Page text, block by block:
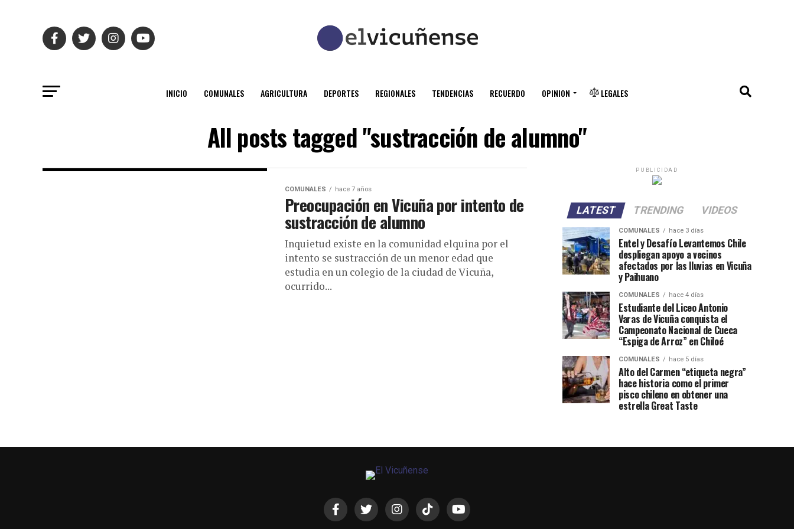
INICIO COMUNALES AGRICULTURA DEPORTES REGIONALES TENDENCIAS RECUERDO OPINION LEGALES
All posts tagged "sustracción de alumno"
COMUNALES hace 7 años
Preocupación en Vicuña por intento de
sustracción de alumno
Inquietud existe en la comunidad elquina por el
intento se sustracción de un menor edad que
estudia en un colegio de la ciudad de Vicuña,
ocurrido...
PUBLICIDAD
LATEST TRENDING VIDEOS
COMUNALES hace 3 días
Entel y Desafío Levantemos Chile
despliegan apoyo a vecinos
afectados por las lluvias en Vicuña
y Paihuano
COMUNALES hace 4 días
Estudiante del Liceo Antonio
Varas de Vicuña conquista el
Campeonato Nacional de Cueca
“Espiga de Arroz” en Chiloé
COMUNALES hace 5 días
Alto del Carmen “etiqueta negra”
hace historia como el primer
pisco chileno en obtener una
estrella Great Taste